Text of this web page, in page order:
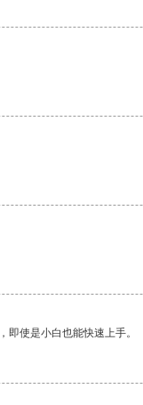
使是小白也能快速上手。